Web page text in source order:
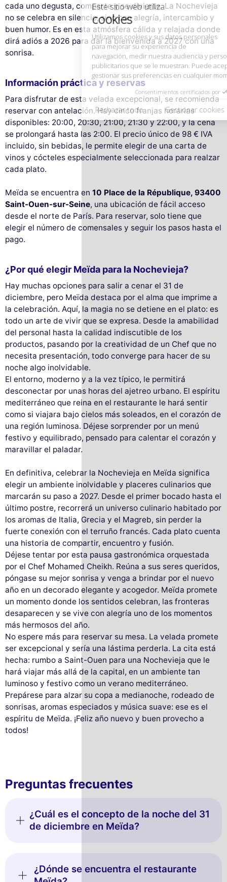
gestionar sus preferencias en cualquier momento.
Consentimientos certificados por
Rechazar todo Gestionar cookies Aceptar todo
cada uno degusta, comparte y se divierte. La Nochevieja
no se celebra en silencio, sino con alegría, intercambio y
buen humor. Es en esta atmósfera cálida y relajada donde
dirá adiós a 2026 para dar la bienvenida a 2027 con una
sonrisa.
Información práctica y reservas
Para disfrutar de esta velada excepcional, se recomienda
reservar con antelación. Hay cinco franjas horarias
disponibles: 20:00, 20:30, 21:00, 21:30 y 22:00, y la cena
se prolongará hasta las 2:00. El precio único de 98 € IVA
incluido, sin bebidas, le permite elegir de una carta de
vinos y cócteles especialmente seleccionada para realzar
cada plato.
Meïda se encuentra en 10 Place de la République, 93400
Saint-Ouen-sur-Seine, una ubicación de fácil acceso
desde el norte de París. Para reservar, solo tiene que
elegir el número de comensales y seguir los pasos hasta el
pago.
¿Por qué elegir Meïda para la Nochevieja?
Hay muchas opciones para salir a cenar el 31 de
diciembre, pero Meïda destaca por el alma que imprime a
la celebración. Aquí, la magia no se detiene en el plato: es
todo un arte de vivir que se expresa. Desde la amabilidad
del personal hasta la calidad indiscutible de los
productos, pasando por la creatividad de un Chef que no
necesita presentación, todo converge para hacer de su
noche algo inolvidable.
El entorno, moderno y a la vez típico, le permitirá
desconectar por unas horas del ajetreo urbano. El espíritu
mediterráneo que reina en el restaurante le hará sentir
como si viajara bajo cielos más soleados, en el corazón de
una región luminosa. Déjese sorprender por un menú
festivo y equilibrado, pensado para calentar el corazón y
maravillar el paladar.
En definitiva, celebrar la Nochevieja en Meïda significa
elegir un ambiente inolvidable y placeres culinarios que
marcarán su paso a 2027. Desde el primer bocado hasta el
último postre, recorrerá un universo culinario habitado por
los aromas de Italia, Grecia y el Magreb, sin perder la
fuerte conexión con el terruño francés. Cada plato cuenta
una historia de compartir, encuentro y fusión.
Déjese tentar por esta pausa gastronómica orquestada
por el Chef Mohamed Cheikh. Reúna a sus seres queridos,
póngase su mejor sonrisa y venga a brindar por el nuevo
año en un decorado elegante y acogedor. Meïda promete
un momento donde los sentidos celebran, las fronteras
desaparecen y se vive con alegría uno de los momentos
más hermosos del año.
No espere más para reservar su mesa. La velada promete
ser excepcional y sería una lástima perderla. La cita está
hecha: rumbo a Saint-Ouen para una Nochevieja que le
hará viajar más allá de la capital, en un ambiente tan
luminoso y festivo como un verano mediterráneo.
Prepárese para alzar su copa a medianoche, rodeado de
sonrisas, aromas especiados y música suave: ese es el
espíritu de Meïda. ¡Feliz año nuevo y buen provecho a
todos!
Preguntas frecuentes
¿Cuál es el concepto de la noche del 31
de diciembre en Meïda?
¿Dónde se encuentra el restaurante